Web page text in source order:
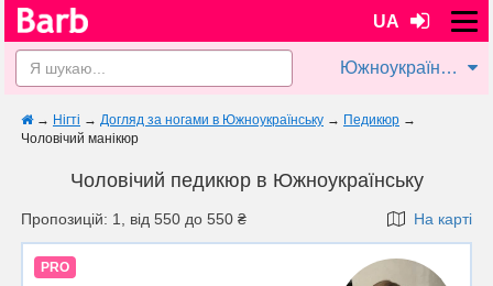
UA
Южноукраїнськ
→ Нігті → Догляд за ногами в Южноукраїнську → Педикюр →
Чоловічий манікюр
Чоловічий педикюр в Южноукраїнську
Пропозицій: 1, від 550 до 550 ₴ На карті
PRO